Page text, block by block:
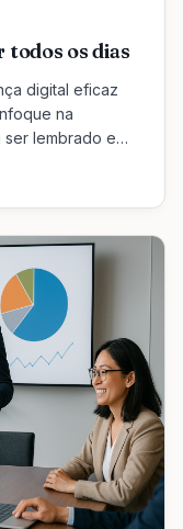
todos os dias
digital eficaz
na
lembrado e